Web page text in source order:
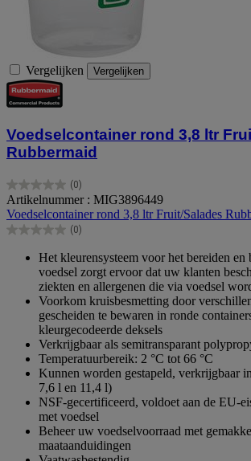
Vergelijken Vergelijken
Voedselcontainer rond 3,8 ltr
Rubbermaid
(0)
0.0
van
de
5
Artikelnummer : MIG3896449
Voedselcontainer rond 3,8 ltr Fruit/Salades
(0)
0.0
sterren.
Het kleurensysteem voor het bereiden en
voedsel zorgt ervoor dat uw klanten
ziekten en allergenen die via voedsel
Voorkom kruisbesmetting door
gescheiden te bewaren in ronde
kleurgecodeerde deksels
Verkrijgbaar als semitransparant
Temperatuurbereik: 2 °C tot 66 °C
Kunnen worden gestapeld, verkrijgbaar
7,6 l en 11,4 l)
NSF-gecertificeerd, voldoet aan de EU-
met voedsel
Beheer uw voedselvoorraad met
maataanduidingen